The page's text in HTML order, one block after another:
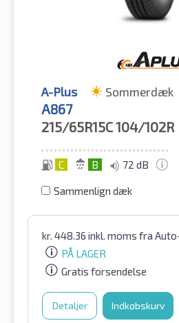
A-Plus Sommerdæk
A867
215/65R15C104/102R
C B 72 dB
Sammenlign dæk
kr. 448.36 inkl. moms fra
PÅ LAGER
Gratis forsendelse
Detaljer Indkøbskurv